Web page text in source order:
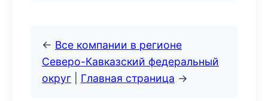
← Все компании в регионе
Северо-Кавказский федеральный
округ
Главная страница →